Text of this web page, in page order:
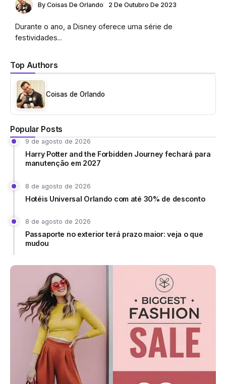
Top Authors
Coisas de Orlando
Popular Posts
9 de agosto de 2026
Harry Potter and the Forbidden Journey fechará para
manutenção em 2027
8 de agosto de 2026
Hotéis Universal Orlando com até 30% de desconto
8 de agosto de 2026
Passaporte no exterior terá prazo maior: veja o que
mudou
By Coisas De Orlando 2 De Outubro De 2023
Durante o ano, a Disney oferece uma série de
festividades...